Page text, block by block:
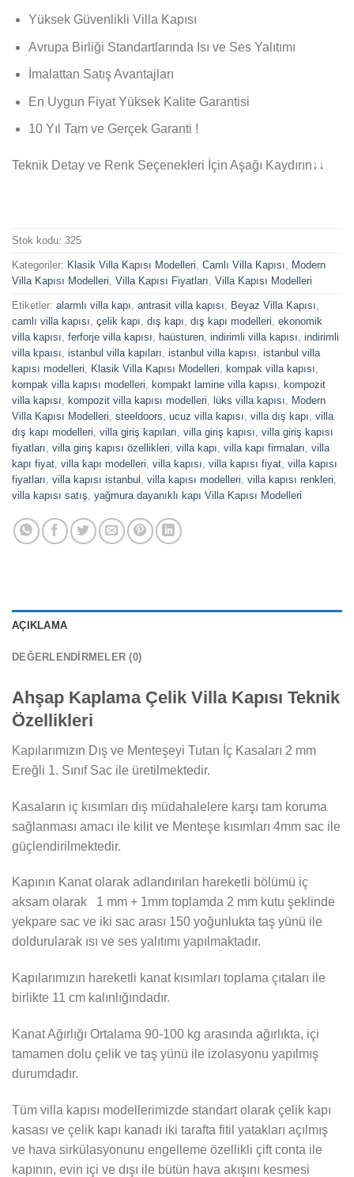
Yüksek Güvenlikli Villa Kapısı
Avrupa Birliği Standartlarında Isı ve Ses Yalıtımı
İmalattan Satış Avantajları
En Uygun Fiyat Yüksek Kalite Garantisi
10 Yıl Tam ve Gerçek Garanti !
Teknik Detay ve Renk Seçenekleri İçin Aşağı Kaydırın↓↓
Stok kodu: 325
Kategoriler: Klasik Villa Kapısı Modelleri Camlı Villa Kapısı
Modern
Villa Kapısı Modelleri Villa Kapısı Fiyatları Villa Kapısı Modelleri
Etiketler: alarmlı villa kapı antrasit villa kapısı Beyaz Villa Kapısı
camlı villa kapısı çelik kapı dış kapı dış kapı modelleri ekonomik
villa kapısı ferforje villa kapısı haüsturen indirimli villa kapısı indirimli
villa kpaısı istanbul villa kapıları istanbul villa kapısı istanbul villa
kapısı modelleri
Klasik Villa Kapısı Modelleri kompak villa kapısı
kompak villa kapısı modelleri kompakt lamine villa kapısı kompozit
villa kapısı kompozit villa kapısı modelleri lüks villa kapısı
Modern
Villa Kapısı Modelleri steeldoors ucuz villa kapısı villa dış kapı villa
dış kapı modelleri villa giriş kapıları villa giriş kapısı villa giriş kapısı
fiyatları villa giriş kapısı özellikleri villa kapı villa kapı firmaları villa
kapı fiyat villa kapı modelleri villa kapısı villa kapısı fiyat villa kapısı
fiyatları villa kapısı istanbul villa kapısı modelleri villa kapısı renkleri
villa kapısı satış yağmura dayanıklı kapı Villa Kapısı Modelleri
AÇIKLAMA
DEĞERLENDIRMELER (0)
Ahşap Kaplama Çelik Villa Kapısı Teknik
Özellikleri
Kapılarımızın Dış ve Menteşeyi Tutan İç Kasaları 2 mm
Ereğli 1. Sınıf Sac ile üretilmektedir.
Kasaların iç kısımları dış müdahalelere karşı tam koruma
sağlanması amacı ile kilit ve Menteşe kısımları 4mm sac ile
güçlendirilmektedir.
Kapının Kanat olarak adlandırılan hareketli bölümü iç
aksam olarak 1 mm + 1mm toplamda 2 mm kutu şeklinde
yekpare sac ve iki sac arası 150 yoğunlukta taş yünü ile
doldurularak ısı ve ses yalıtımı yapılmaktadır.
Kapılarımızın hareketli kanat kısımları toplama çıtaları ile
birlikte 11 cm kalınlığındadır.
Kanat Ağırlığı Ortalama 90-100 kg arasında ağırlıkta, içi
tamamen dolu çelik ve taş yünü ile izolasyonu yapılmış
durumdadır.
Tüm villa kapısı modellerimizde standart olarak çelik kapı
kasası ve çelik kapı kanadı iki tarafta fitil yatakları açılmış
ve hava sirkülasyonunu engelleme özellikli çift conta ile
kapının, evin içi ve dışı ile bütün hava akışını kesmesi